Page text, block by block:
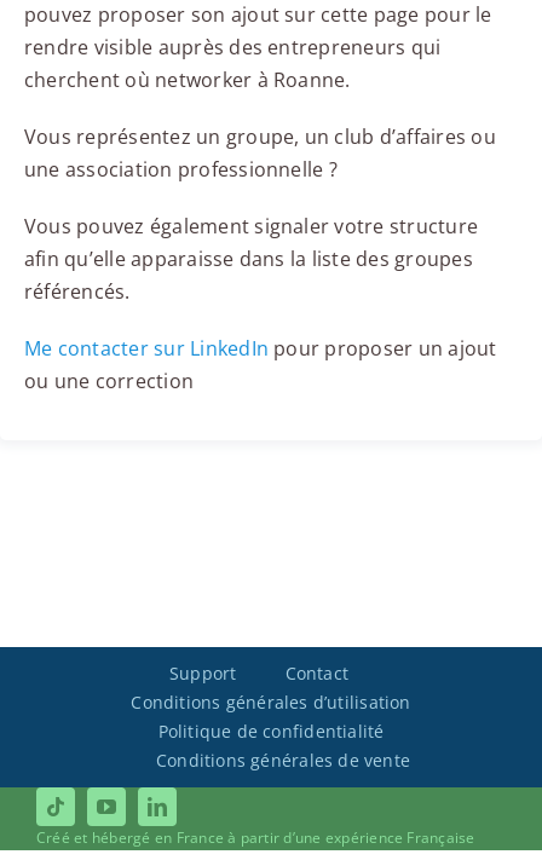
pouvez proposer son ajout sur cette page pour le
rendre visible auprès des entrepreneurs qui
cherchent où networker à Roanne.
Vous représentez un groupe, un club d’affaires ou
une association professionnelle ?
Vous pouvez également signaler votre structure
afin qu’elle apparaisse dans la liste des groupes
référencés.
Me contacter sur LinkedIn pour proposer un ajout
ou une correction
Support
Contact
Conditions générales d’utilisation
Politique de confidentialité
Conditions générales de vente
Créé et hébergé en France à partir d’une expérience Française